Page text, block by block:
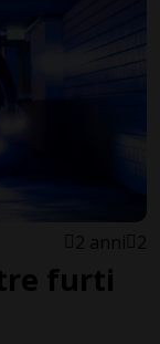
2 anni 2
furti